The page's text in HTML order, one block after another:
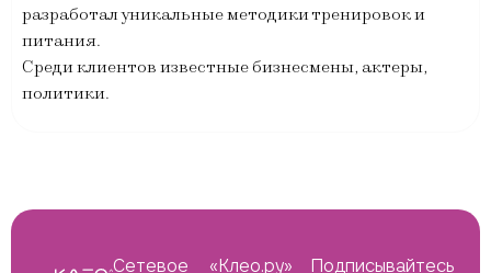
разработал уникальные методики тренировок и
питания.
Среди клиентов известные бизнесмены, актеры,
политики.
Сетевое «Клео.ру» Подписывайтесь